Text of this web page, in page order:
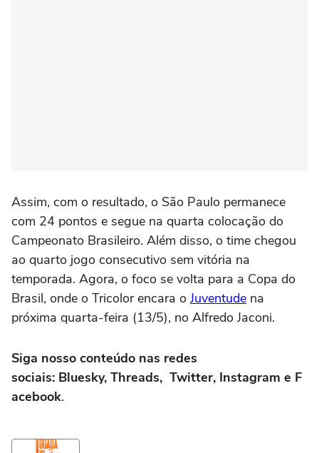
Assim, com o resultado, o São Paulo permanece
com 24 pontos e segue na quarta colocação do
Campeonato Brasileiro. Além disso, o time chegou
ao quarto jogo consecutivo sem vitória na
temporada. Agora, o foco se volta para a Copa do
Brasil, onde o Tricolor encara o Juventude na
próxima quarta-feira (13/5), no Alfredo Jaconi.
Siga nosso conteúdo nas redes
sociais: Bluesky, Threads, Twitter, Instagram e F
acebook.